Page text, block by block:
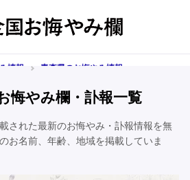
情報
青森県のお悔やみ情報
悔やみ欄・訃報一覧
された最新のお悔やみ・訃報情報を無
お名前、年齢、地域を掲載していま